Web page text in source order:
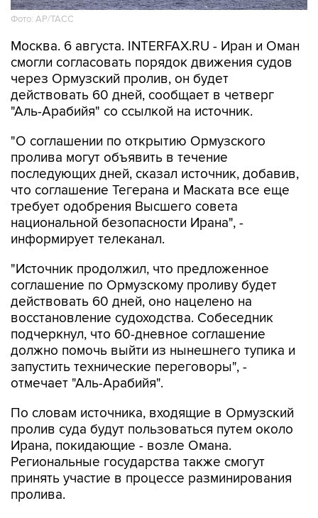
Фото: AP/ТАСС
Москва. 6 августа. INTERFAX.RU - Иран и Оман
смогли согласовать порядок движения судов
через Ормузский пролив, он будет
действовать 60 дней, сообщает в четверг
"Аль-Арабийя" со ссылкой на источник.
"О соглашении по открытию Ормузского
пролива могут объявить в течение
последующих дней, сказал источник, добавив,
что соглашение Тегерана и Маската все еще
требует одобрения Высшего совета
национальной безопасности Ирана", -
информирует телеканал.
"Источник продолжил, что предложенное
соглашение по Ормузскому проливу будет
действовать 60 дней, оно нацелено на
восстановление судоходства. Собеседник
подчеркнул, что 60-дневное соглашение
должно помочь выйти из нынешнего тупика и
запустить технические переговоры", -
отмечает "Аль-Арабийя".
По словам источника, входящие в Ормузский
пролив суда будут пользоваться путем около
Ирана, покидающие - возле Омана.
Региональные государства также смогут
принять участие в процессе разминирования
пролива.